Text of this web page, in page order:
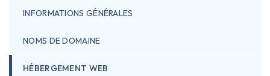
INFORMATIONS GÉNÉRALES
NOMS DE DOMAINE
HÉBERGEMENT WEB